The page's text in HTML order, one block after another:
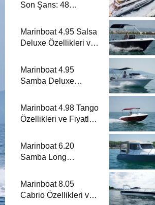
Son Şans: 48
Mükemmel Bir Yat
Tatili
Marinboat 4.95 Salsa
Deluxe Özellikleri ve
Lüks Tekne
Marinboat 4.95
Samba Deluxe
– A Sınıfı Lüks Tekne
Marinboat 4.98 Tango
Özellikleri ve Fiyatları
Tekne
Marinboat 6.20
Samba Long
– A Sınıfı Kompakt
Tekne
Marinboat 8.05
Cabrio Özellikleri ve